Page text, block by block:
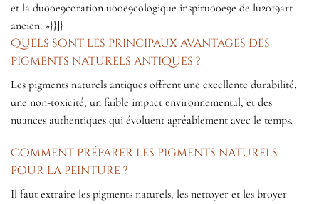
et la du00e9coration u00e9cologique inspiru00e9e de lu2019art
ancien. »}}]}
Quels sont les principaux avantages des
pigments naturels antiques ?
Les pigments naturels antiques offrent une excellente durabilité,
une non-toxicité, un faible impact environnemental, et des
nuances authentiques qui évoluent agréablement avec le temps.
Comment préparer les pigments naturels
pour la peinture ?
Il faut extraire les pigments naturels, les nettoyer et les broyer